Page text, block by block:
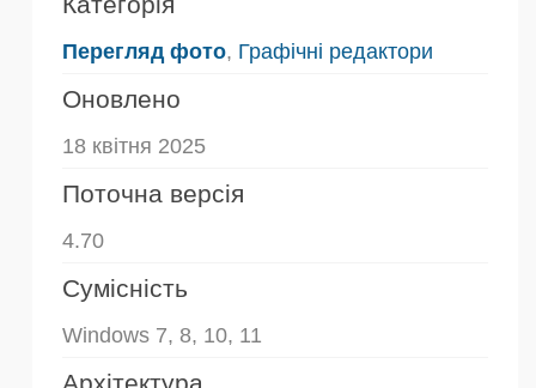
Перегляд фото, Графічні редактори
Оновлено
18 квітня 2025
Поточна версія
4.70
Сумісність
Windows 7, 8, 10, 11